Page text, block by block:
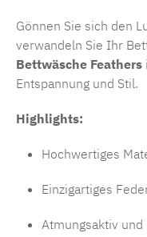
Gönnen Sie sich den
verwandeln Sie Ihr
Bettwäsche Feathers
Entspannung und Stil.
Highlights:
Hochwertiges
Einzigartiges
Atmungsaktiv